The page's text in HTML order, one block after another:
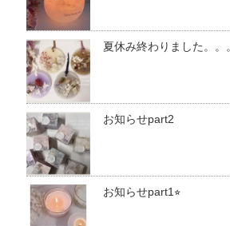
夏休み終わりました。。。
お知らせpart2
お知らせpart1⭐︎